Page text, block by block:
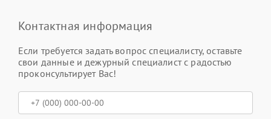
Контактная информация
Если требуется задать вопрос специалисту, оставьте
свои данные и дежурный специалист с радостью
проконсультирует Вас!